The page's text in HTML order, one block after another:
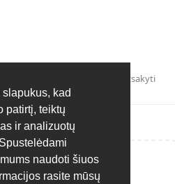
kad
patirtį, teiktų
ir analizuotų
naudoti šiuos
rasite mūsų
Atsakyti